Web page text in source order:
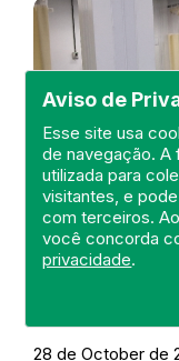
Aviso de
Esse site usa
de navegação. A
utilizada para
visitantes, e
com terceiros.
você concorda
privacidade.
Visita a UPA
DEFIS
28 de October de